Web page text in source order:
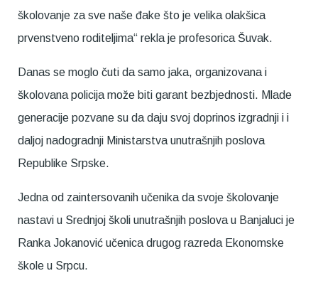
školovanje za sve naše đake što je velika olakšica
prvenstveno roditeljima“ rekla je profesorica Šuvak.
Danas se moglo čuti da samo jaka, organizovana i
školovana policija može biti garant bezbjednosti. Mlade
generacije pozvane su da daju svoj doprinos izgradnji i i
daljoj nadogradnji Ministarstva unutrašnjih poslova
Republike Srpske.
Jedna od zaintersovanih učenika da svoje školovanje
nastavi u Srednjoj školi unutrašnjih poslova u Banjaluci je
Ranka Jokanović učenica drugog razreda Ekonomske
škole u Srpcu.